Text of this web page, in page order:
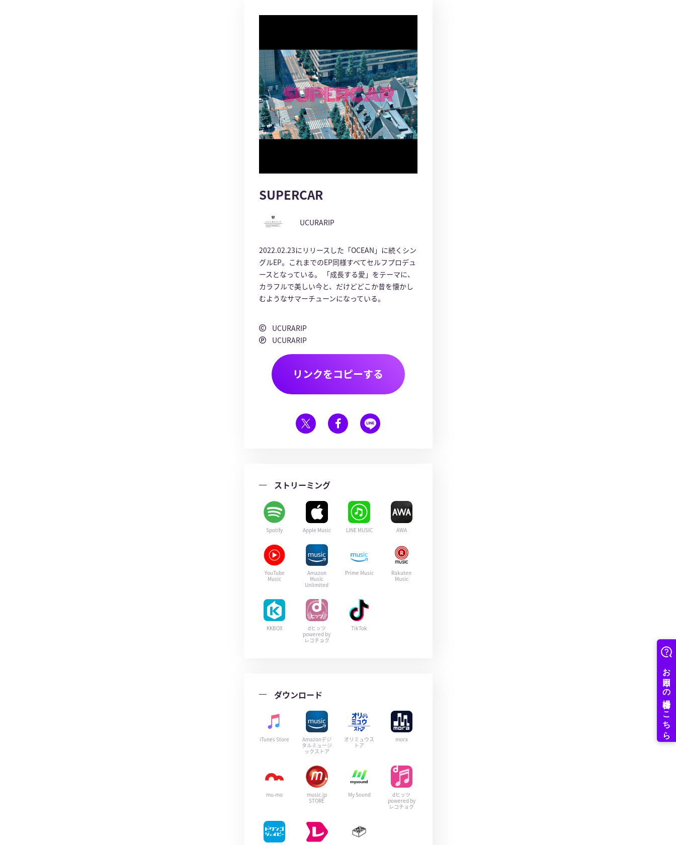
SUPERCAR
UCURARIP
2022.02.23にリリースした「OCEAN」に続くシン
グルEP。これまでのEP同様すべてセルフプロデュ
ースとなっている。 「成長する愛」をテーマに、
カラフルで美しい今と、だけどどこか昔を懐かし
むようなサマーチューンになっている。
UCURARIP
UCURARIP
リンクをコピーする
ストリーミング
Spotify Apple Music LINE MUSIC AWA
YouTube
Music
Amazon
Music
Unlimited
Prime Music
Rakuten
Music
KKBOX
dヒッツ
powered by
レコチョク
TikTok
ダウンロード
iTunes Store
Amazonデジ
タルミュージ
ックストア
オリミュウス
トア
mora
mu-mo
music.jp
STORE
My Sound
dヒッツ
powered by
レコチョク